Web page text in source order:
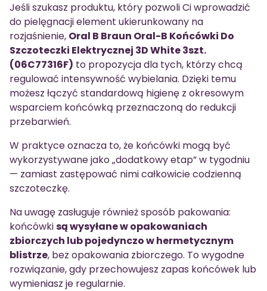
Jeśli szukasz produktu, który pozwoli Ci wprowadzić
do pielęgnacji element ukierunkowany na
rozjaśnienie, Oral B Braun Oral-B Końcówki Do
Szczoteczki Elektrycznej 3D White 3szt.
(06C77316F) to propozycja dla tych, którzy chcą
regulować intensywność wybielania. Dzięki temu
możesz łączyć standardową higienę z okresowym
wsparciem końcówką przeznaczoną do redukcji
przebarwień.
W praktyce oznacza to, że końcówki mogą być
wykorzystywane jako „dodatkowy etap” w tygodniu
— zamiast zastępować nimi całkowicie codzienną
szczoteczkę.
Na uwagę zasługuje również sposób pakowania:
końcówkisą wysyłane w opakowaniach
zbiorczych lub pojedynczo w hermetycznym
blistrze, bez opakowania zbiorczego. To wygodne
rozwiązanie, gdy przechowujesz zapas końcówek lub
wymieniasz je regularnie.